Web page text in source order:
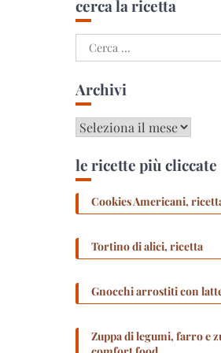
cerca la ricetta
Ricerca
per:
Archivi
Archivi
le ricette più cliccate
Cookies Americani,
Tortino di alici, ricetta
Gnocchi arrostiti con
Zuppa di legumi, farro e